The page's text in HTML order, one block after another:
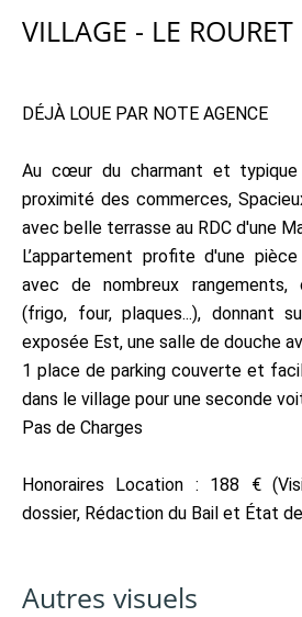
VILLAGE - LE ROURET
DÉJÀ LOUE PAR NOTE AGENCE
Au cœur du charmant et
proximité des commerces,
avec belle terrasse au RDC d'une
L’appartement profite d'une
avec de nombreux rangements,
(frigo, four, plaques...), donnant
exposée Est, une salle de douche
1 place de parking couverte et
dans le village pour une seconde
Pas de Charges
Honoraires Location : 188 €
dossier, Rédaction du Bail et État
Autres visuels